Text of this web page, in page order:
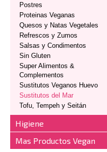
Postres
Proteinas Veganas
Quesos y Natas Vegetales
Refrescos y Zumos
Salsas y Condimentos
Sin Gluten
Super Alimentos &
Complementos
Sustitutos Veganos Huevo
Sustitutos del Mar
Tofu, Tempeh y Seitán
Higiene
Mas Productos Vegan